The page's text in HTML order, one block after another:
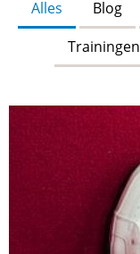
Alles Blog
Trainingen